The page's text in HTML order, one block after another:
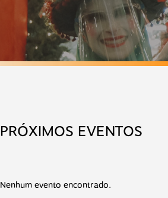
PRÓXIMOS EVENTOS
Nenhum evento encontrado.